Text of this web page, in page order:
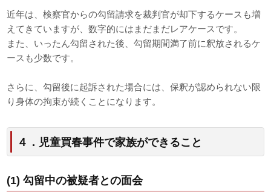
近年は、検察官からの勾留請求を裁判官が却下するケースも増
えてきていますが、数字的にはまだまだレアケースです。
また、いったん勾留された後、勾留期間満了前に釈放されるケ
ースも少数です。
さらに、勾留後に起訴された場合には、保釈が認められない限
り身体の拘束が続くことになります。
４．児童買春事件で家族ができること
(1) 勾留中の被疑者との面会